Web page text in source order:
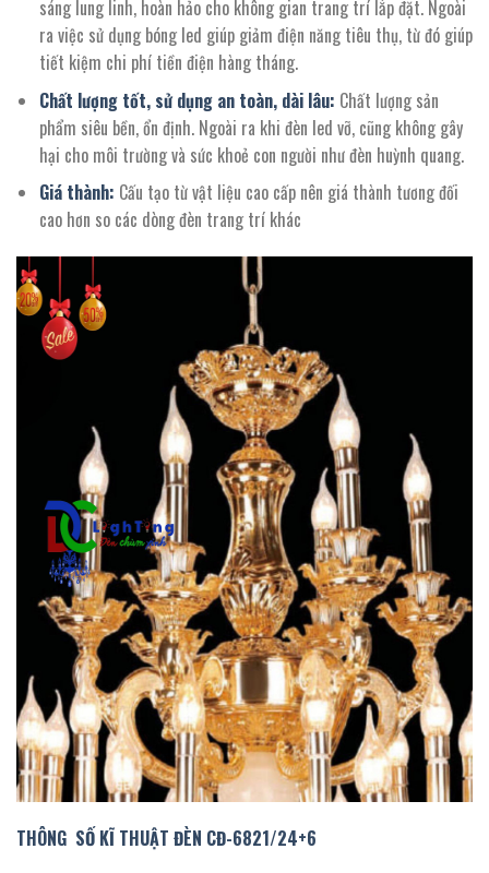
sáng lung linh, hoàn hảo cho không gian trang trí lắp đặt. Ngoài
ra việc sử dụng bóng led giúp giảm điện năng tiêu thụ, từ đó giúp
tiết kiệm chi phí tiền điện hàng tháng.
Chất lượng tốt, sử dụng an toàn, dài lâu: Chất lượng sản
phẩm siêu bền, ổn định. Ngoài ra khi đèn led vỡ, cũng không gây
hại cho môi trường và sức khoẻ con người như đèn huỳnh quang.
Giá thành: Cấu tạo từ vật liệu cao cấp nên giá thành tương đối
cao hơn so các dòng đèn trang trí khác
THÔNG SỐ KĨ THUẬT ĐÈN CĐ-6821/24+6